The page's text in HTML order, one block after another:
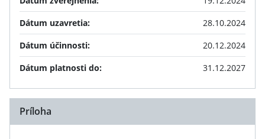
Dátum uzavretia:
28.10.2024
Dátum účinnosti:
20.12.2024
Dátum platnosti do:
31.12.2027
Príloha